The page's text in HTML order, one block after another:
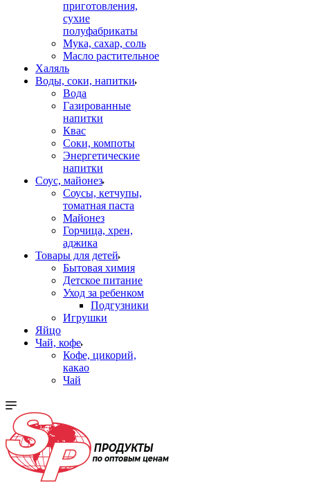
приготовления,
сухие
полуфабрикаты
Мука, сахар, соль
Масло растительное
Халяль
Воды, соки, напитки
Вода
Газированные
напитки
Квас
Соки, компоты
Энергетические
напитки
Соус, майонез
Соусы, кетчупы,
томатная паста
Майонез
Горчица, хрен,
аджика
Товары для детей
Бытовая химия
Детское питание
Уход за ребенком
Подгузники
Игрушки
Яйцо
Чай, кофе
Кофе, цикорий,
какао
Чай